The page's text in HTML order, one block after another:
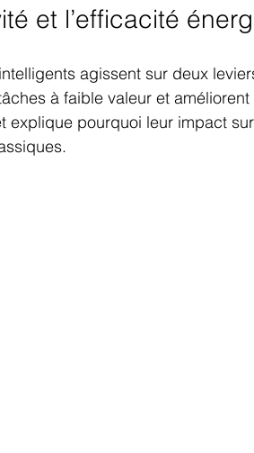
et l’efficacité
agissent sur deux
à faible valeur et
explique pourquoi leur impact